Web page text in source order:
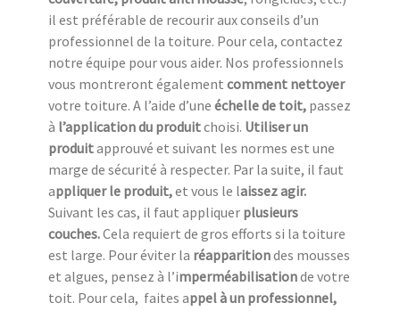
il est préférable de recourir aux conseils d’un
professionnel de la toiture. Pour cela, contactez
notre équipe pour vous aider. Nos professionnels
vous montreront également comment nettoyer
votre toiture. A l’aide d’une échelle de toit, passez
à l’application du produitchoisi. Utiliser un
produitapprouvé et suivant les normes est une
marge de sécurité à respecter. Par la suite, il faut
appliquer le produit,et vous le laissez agir.
Suivant les cas, il faut appliquer plusieurs
couches.Cela requiert de gros efforts si la toiture
est large. Pour éviter la réapparitiondes mousses
et algues, pensez à l’imperméabilisationde votre
toit. Pour cela, faites appel à un professionnel,